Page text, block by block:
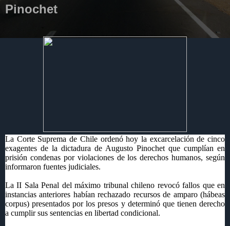
Pinochet
La Corte Suprema de Chile ordenó hoy la excarcelación de cinco
exagentes de la dictadura de Augusto Pinochet que cumplían en
prisión condenas por violaciones de los derechos humanos, según
informaron fuentes judiciales.
La II Sala Penal del máximo tribunal chileno revocó fallos que en
instancias anteriores habían rechazado recursos de amparo (hábeas
corpus) presentados por los presos y determinó que tienen derecho
a cumplir sus sentencias en libertad condicional.